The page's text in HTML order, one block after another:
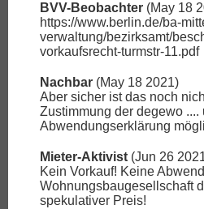
BVV-Beobachter (May 18
https://www.berlin.de/ba-
verwaltung/bezirksamt/
vorkaufsrecht-turmstr-11.pdf
Nachbar (May 18 2021)
Aber sicher ist das noch
Zustimmung der degewo
Abwendungserklärung
Mieter-Aktivist (Jun 26
Kein Vorkauf! Keine
Wohnungsbaugesellschaft
spekulativer Preis!